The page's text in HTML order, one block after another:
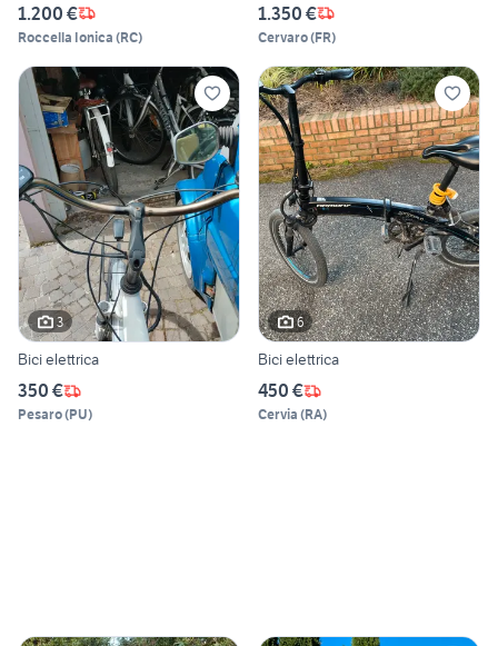
1.200 €
Roccella Ionica (RC)
1.350 €
Cervaro(FR)
3
Bici elettrica
350 €
Pesaro(PU)
6
Bici elettrica
450 €
Cervia (RA)